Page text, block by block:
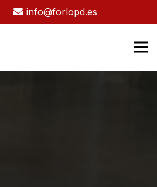
info@forlopd.es